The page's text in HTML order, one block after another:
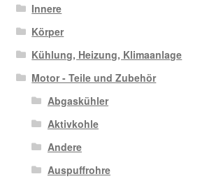
Innere
Körper
Kühlung, Heizung, Klimaanlage
Motor - Teile und Zubehör
Abgaskühler
Aktivkohle
Andere
Auspuffrohre